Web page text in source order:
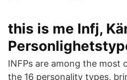
this is me Infj,
INFPs are among the most
the 16 personality types,